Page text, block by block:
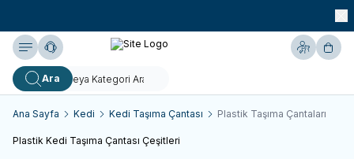
Yardım
Ara
Hesabım
Ana Sayfa Kedi Kedi Taşıma Çantası Plastik Taşıma Çantaları
Plastik Kedi Taşıma Çantası Çeşitleri